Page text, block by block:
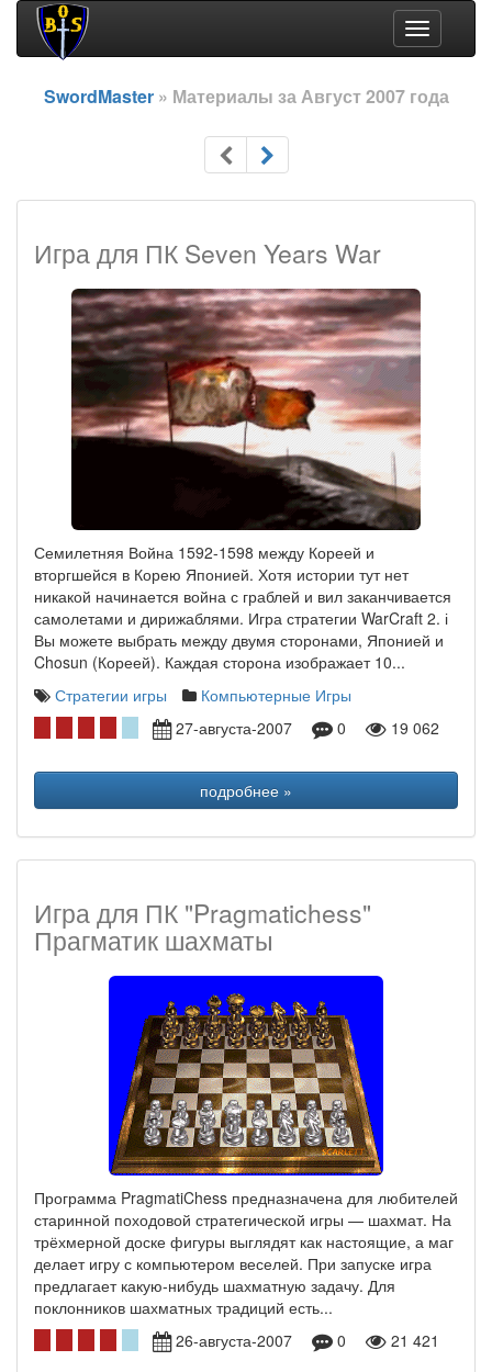
Toggle
navigation
SwordMaster» Материалы за Август 2007 года
Игра для ПК Seven Years War
Семилетняя Война 1592-1598 между Кореей и
вторгшейся в Корею Японией. Хотя истории тут нет
никакой начинается война с граблей и вил заканчивается
самолетами и дирижаблями. Игра стратегии WarCraft 2. і
Вы можете выбрать между двумя сторонами, Японией и
Chosun (Кореей). Каждая сторона изображает 10...
Стратегии игры
Компьютерные Игры
27-августа-2007
0 19 062
подробнее »
Игра для ПК "Pragmatichess"
Прагматик шахматы
Программа PragmatiChess предназначена для любителей
старинной походовой стратегической игры — шахмат. На
трёхмерной доске фигуры выглядят как настоящие, а маг
делает игру с компьютером веселей. При запуске игра
предлагает какую-нибудь шахматную задачу. Для
поклонников шахматных традиций есть...
26-августа-2007
0 21 421